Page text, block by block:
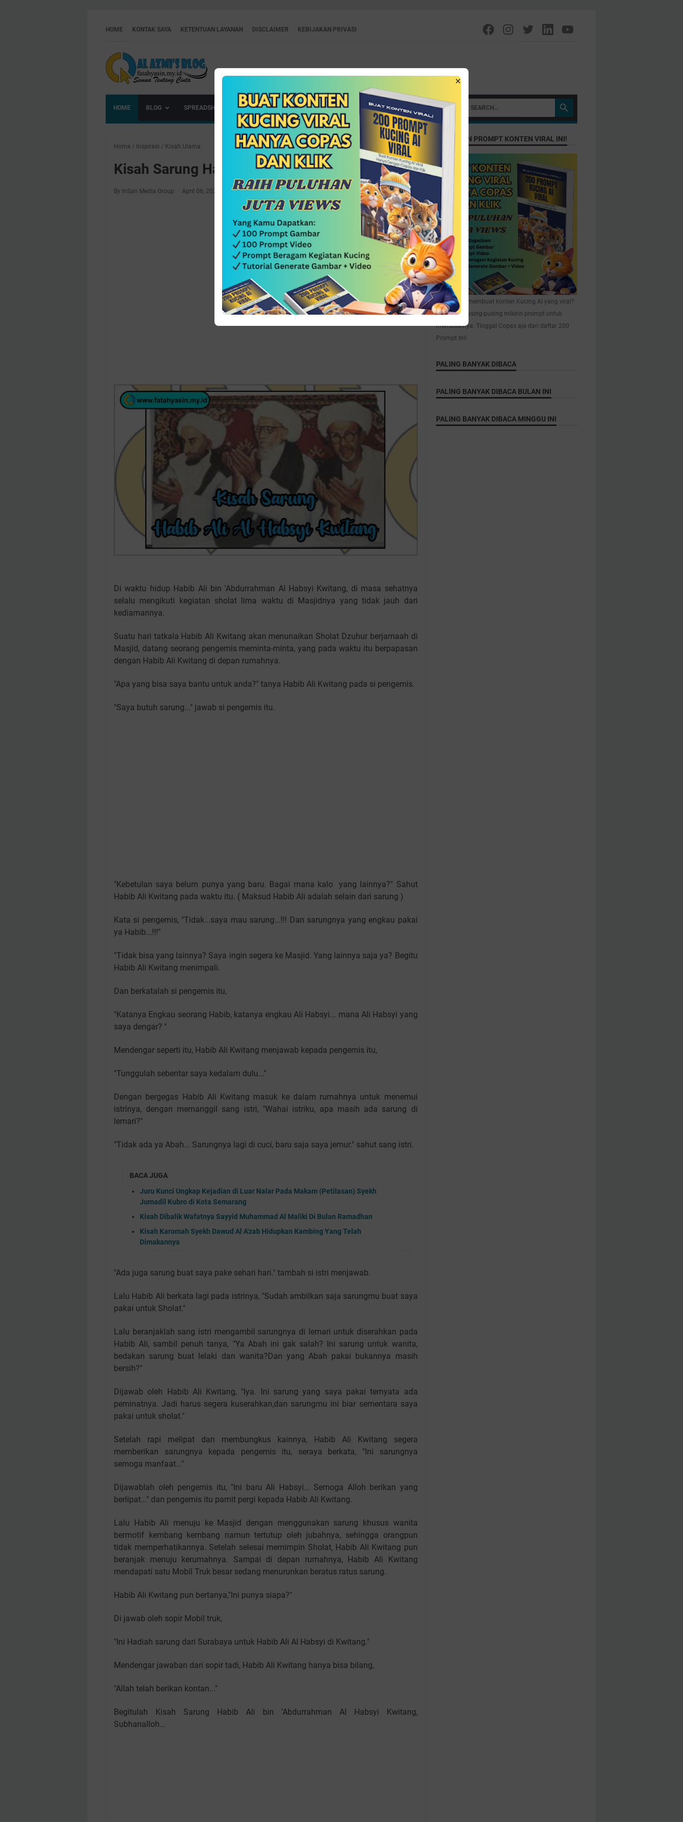
HOME KONTAK SAYA KETENTUAN LAYANAN DISCLAIMER KEBIJAKAN PRIVASI
HOME BLOG SPREADSHEET PENDIDIKAN FINANCE LOGISTIK VIDEO
Home / Inspirasi / Kisah.Ulama
Kisah Sarung Habib Ali Al Habsyi Kwitang
By InSan Media Group April 06, 2021 Post a Comment
Di waktu hidup Habib Ali bin 'Abdurrahman Al Habsyi Kwitang, di masa sehatnya
selalu mengikuti kegiatan sholat lima waktu di Masjidnya yang tidak jauh dari
kediamannya.
Suatu hari tatkala Habib Ali Kwitang akan menunaikan Sholat Dzuhur berjamaah di
Masjid, datang seorang pengemis meminta-minta, yang pada waktu itu berpapasan
dengan Habib Ali Kwitang di depan rumahnya.
"Apa yang bisa saya bantu untuk anda?" tanya Habib Ali Kwitang pada si pengemis.
"Saya butuh sarung..." jawab si pengemis itu.
"Kebetulan saya belum punya yang baru. Bagai mana kalo yang lainnya?" Sahut
Habib Ali Kwitang pada waktu itu. ( Maksud Habib Ali adalah selain dari sarung )
Kata si pengemis, "Tidak...saya mau sarung...!!! Dan sarungnya yang engkau pakai
ya Habib...!!!"
"Tidak bisa yang lainnya? Saya ingin segera ke Masjid. Yang lainnya saja ya? Begitu
Habib Ali Kwitang menimpali.
Dan berkatalah si pengemis itu,
"Katanya Engkau seorang Habib, katanya engkau Ali Habsyi... mana Ali Habsyi yang
saya dengar? "
Mendengar seperti itu, Habib Ali Kwitang menjawab kepada pengemis itu,
"Tunggulah sebentar saya kedalam dulu..."
Dengan bergegas Habib Ali Kwitang masuk ke dalam rumahnya untuk menemui
istrinya, dengan memanggil sang istri, "Wahai istriku, apa masih ada sarung di
lemari?"
"Tidak ada ya Abah... Sarungnya lagi di cuci, baru saja saya jemur." sahut sang istri.
BACA JUGA
Juru Kunci Ungkap Kejadian di Luar Nalar Pada Makam (Petilasan) Syekh
Jumadil Kubro di Kota Semarang
Kisah Dibalik Wafatnya Sayyid Muhammad Al Maliki Di Bulan Ramadhan
Kisah Karomah Syekh Dawud Al A'zab Hidupkan Kambing Yang Telah
Dimakannya
"Ada juga sarung buat saya pake sehari hari." tambah si istri menjawab.
Lalu Habib Ali berkata lagi pada istrinya, "Sudah ambilkan saja sarungmu buat saya
pakai untuk Sholat."
Lalu beranjaklah sang istri mengambil sarungnya di lemari untuk diserahkan pada
Habib Ali, sambil penuh tanya, "Ya Abah ini gak salah? Ini sarung untuk wanita,
bedakan sarung buat lelaki dan wanita?Dan yang Abah pakai bukannya masih
bersih?"
Dijawab oleh Habib Ali Kwitang, "Iya. Ini sarung yang saya pakai ternyata ada
peminatnya. Jadi harus segera kuserahkan,dan sarungmu ini biar sementara saya
pakai untuk sholat."
Setelah rapi melipat dan membungkus kainnya, Habib Ali Kwitang segera
memberikan sarungnya kepada pengemis itu, seraya berkata, "Ini sarungnya
semoga manfaat..."
Dijawablah oleh pengemis itu, "Ini baru Ali Habsyi... Semoga Alloh berikan yang
berlipat..." dan pengemis itu pamit pergi kepada Habib Ali Kwitang.
Lalu Habib Ali menuju ke Masjid dengan menggunakan sarung khusus wanita
bermotif kembang kembang namun tertutup oleh jubahnya, sehingga orangpun
tidak memperhatikannya. Setelah selesai memimpin Sholat, Habib Ali Kwitang pun
beranjak menuju kerumahnya. Sampai di depan rumahnya, Habib Ali Kwitang
mendapati satu Mobil Truk besar sedang menurunkan beratus ratus sarung.
Habib Ali Kwitang pun bertanya,"Ini punya siapa?"
Di jawab oleh sopir Mobil truk,
"Ini Hadiah sarung dari Surabaya untuk Habib Ali Al Habsyi di Kwitang."
Mendengar jawaban dari sopir tadi, Habib Ali Kwitang hanya bisa bilang,
"Allah telah berikan kontan..."
Begitulah Kisah Sarung Habib Ali bin 'Abdurrahman Al Habsyi Kwitang,
Subhanalloh...
DAPATKAN PROMPT KONTEN VIRAL INI!
Anda ingin membuat konten Kucing AI yang viral?
Gak usah pusing-pusing mikirin prompt untuk
membuatnya. Tinggal Copas aja dari daftar 200
Prompt Ini!
PALING BANYAK DIBACA
PALING BANYAK DIBACA BULAN INI
PALING BANYAK DIBACA MINGGU INI
×